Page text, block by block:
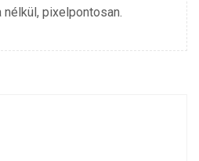
pixelpontosan.